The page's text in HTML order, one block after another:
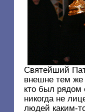
Святейший
внешне тем
кто был
никогда не
людей каким-